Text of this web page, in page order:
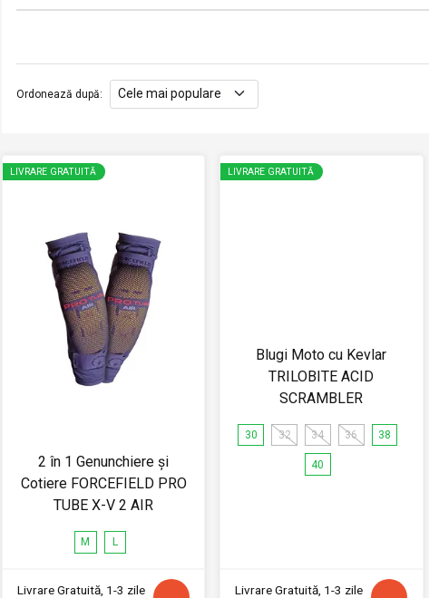
Ordonează după:
LIVRARE GRATUITĂ
2 în 1 Genunchiere și
Cotiere FORCEFIELD PRO
TUBE X-V 2 AIR
M L
Livrare Gratuită, 1-3 zile
LIVRARE GRATUITĂ
Blugi Moto cu Kevlar
TRILOBITE ACID
SCRAMBLER
30 32 34 36 38
40
Livrare Gratuită, 1-3 zile